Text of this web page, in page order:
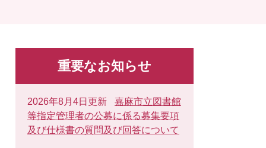
重要なお知らせ
2026年8月4日更新
嘉麻市立図書館
等指定管理者の公募に係る募集要項
及び仕様書の質問及び回答について